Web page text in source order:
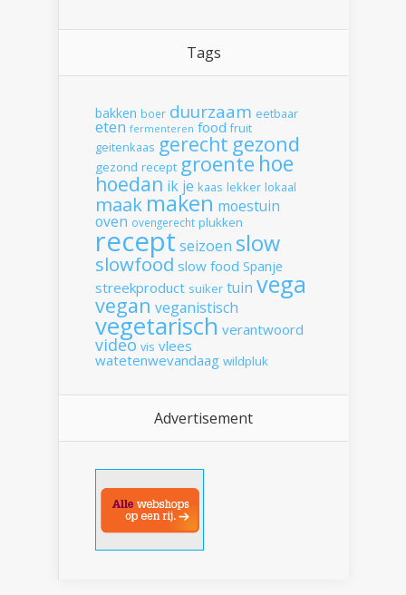
Tags
bakken boer duurzaam eetbaar
eten fermenteren food fruit
geitenkaas gerecht gezond
gezond recept groente hoe
hoedan ik je kaas lekker lokaal
maak maken moestuin
oven ovengerecht plukken
recept seizoen slow
slowfood slow food Spanje
streekproduct suiker tuin vega
vegan veganistisch
vegetarisch verantwoord
video vis vlees
watetenwevandaag wildpluk
Advertisement